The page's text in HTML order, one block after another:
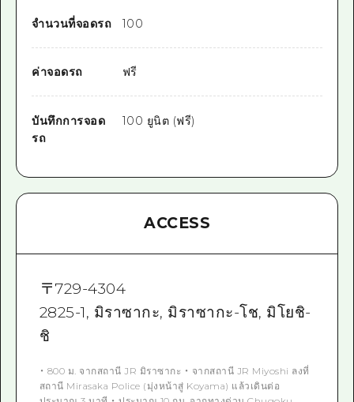
จำนวนที่จอดรถ 100
ค่าจอดรถ ฟรี
บันทึกการจอด
รถ
100 ยูนิต (ฟรี)
ACCESS
〒729-4304
2825-1, มิราซากะ, มิราซากะ-โช, มิโยชิ-
ชิ
・ 800 ม. จากสถานี JR มิราซากะ ・ จากสถานี JR Miyoshi ลงที่
สถานี Mirasaka Police (มุ่งหน้าสู่ Koyama) แล้วเดินต่อ